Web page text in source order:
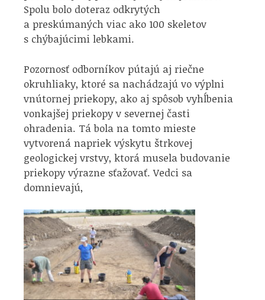
Spolu bolo doteraz odkrytých
a preskúmaných viac ako 100 skeletov
s chýbajúcimi lebkami.
Pozornosť odborníkov pútajú aj riečne
okruhliaky, ktoré sa nachádzajú vo výplni
vnútornej priekopy, ako aj spôsob vyhĺbenia
vonkajšej priekopy v severnej časti
ohradenia. Tá bola na tomto mieste
vytvorená napriek výskytu štrkovej
geologickej vrstvy, ktorá musela budovanie
priekopy výrazne sťažovať. Vedci sa
domnievajú,